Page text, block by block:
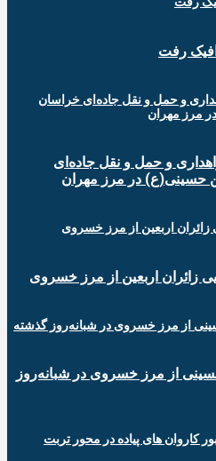
رفت
و حمل و نقل جاده‌ای
حسینی(ع) در مرز مهران
زائران اربعین از مرز خسروی
حسینی از مرز خسروی در شبانه‌روز